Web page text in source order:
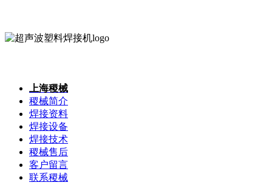
上海稷械
稷械简介
焊接资料
焊接设备
焊接技术
稷械售后
客户留言
联系稷械